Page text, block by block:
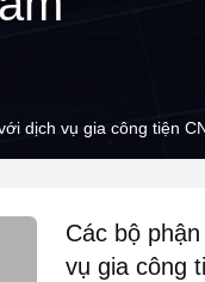
dịch vụ gia công tiện
Các bộ
vụ gia công